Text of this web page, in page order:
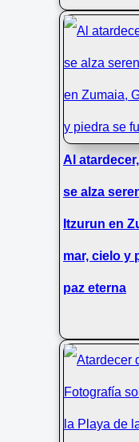
Al
se alza
Itzurun en
mar, cielo y
paz eterna